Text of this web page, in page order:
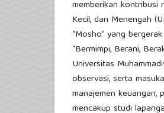
memberikan kontribusi
Kecil, dan Menengah
“Mosho” yang
“Bermimpi, Berani,
Universitas
observasi, serta
manajemen keuangan,
mencakup studi